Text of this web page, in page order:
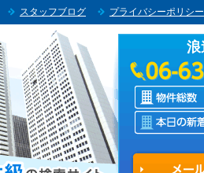
スタッフブログ プライバシーポリシー
浪